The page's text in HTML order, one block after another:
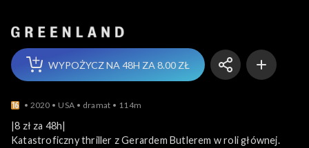
WYPOŻYCZ NA 48H ZA 8.00 ZŁ
2020 USA dramat 114m
|8 zł za 48h|
Katastroficzny thriller z Gerardem Butlerem w roli głównej.